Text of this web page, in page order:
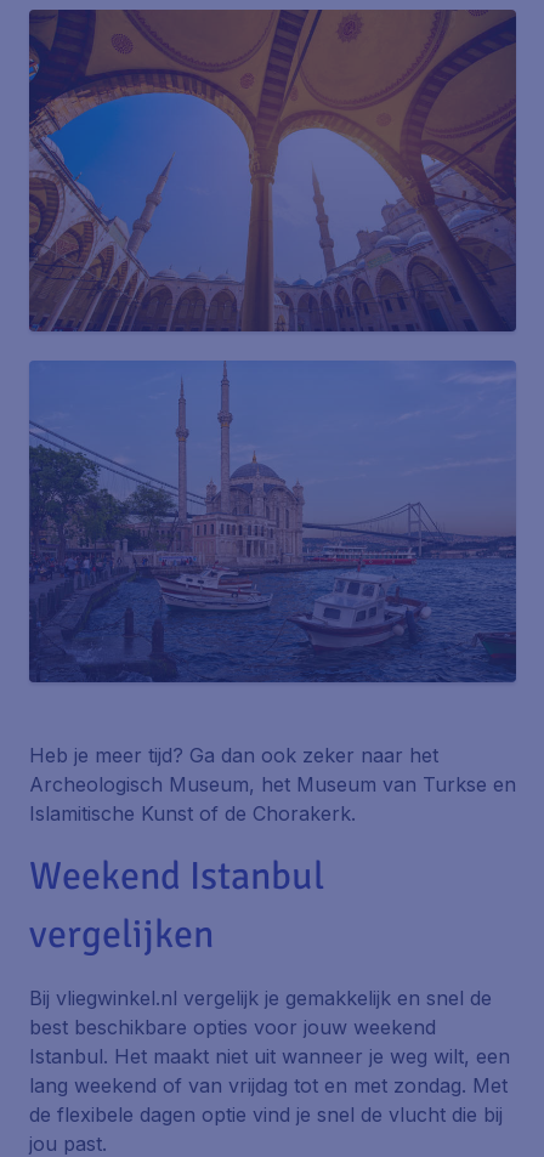
Heb je meer tijd? Ga dan ook zeker naar het
Archeologisch Museum, het Museum van Turkse en
Islamitische Kunst of de Chorakerk.
Weekend Istanbul
vergelijken
Bij vliegwinkel.nl vergelijk je gemakkelijk en snel de
best beschikbare opties voor jouw weekend
Istanbul. Het maakt niet uit wanneer je weg wilt, een
lang weekend of van vrijdag tot en met zondag. Met
de flexibele dagen optie vind je snel de vlucht die bij
jou past.